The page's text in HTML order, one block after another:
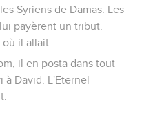
Syriens de Damas. Les
payèrent un tribut.
il allait.
il en posta dans tout
à David. L'Eternel